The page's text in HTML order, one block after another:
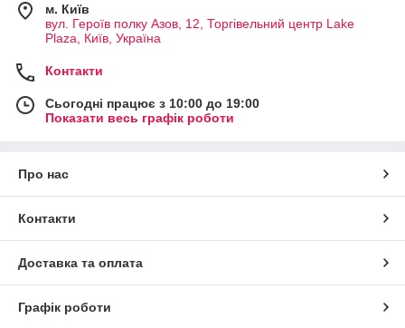
м. Київ
вул. Героїв полку Азов, 12, Торгівельний центр Lake
Plaza, Київ, Україна
Контакти
Сьогодні працює з 10:00 до 19:00
Показати весь графік роботи
Про нас
Контакти
Доставка та оплата
Графік роботи